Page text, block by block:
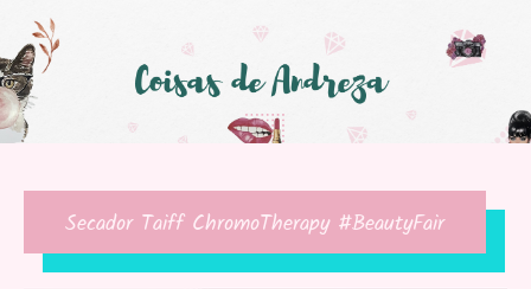
Secador Taiff ChromoTherapy #BeautyFair